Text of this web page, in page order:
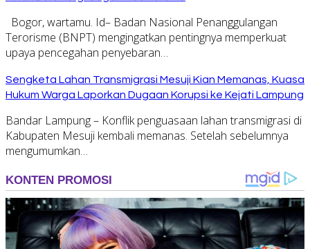
Bogor, wartamu. Id– Badan Nasional Penanggulangan
Terorisme (BNPT) mengingatkan pentingnya memperkuat
upaya pencegahan penyebaran…
Sengketa Lahan Transmigrasi Mesuji Kian Memanas, Kuasa
Hukum Warga Laporkan Dugaan Korupsi ke Kejati Lampung
Bandar Lampung – Konflik penguasaan lahan transmigrasi di
Kabupaten Mesuji kembali memanas. Setelah sebelumnya
mengumumkan…